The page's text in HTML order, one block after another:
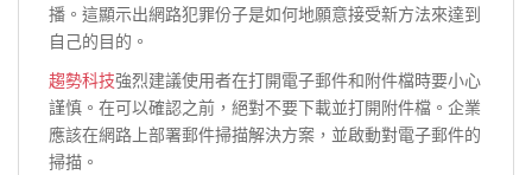
播。這顯示出網路犯罪份子是如何地願意接受新方法來達到
自己的目的。
趨勢科技強烈建議使用者在打開電子郵件和附件檔時要小心
謹慎。在可以確認之前，絕對不要下載並打開附件檔。企業
應該在網路上部署郵件掃描解決方案，並啟動對電子郵件的
掃描。